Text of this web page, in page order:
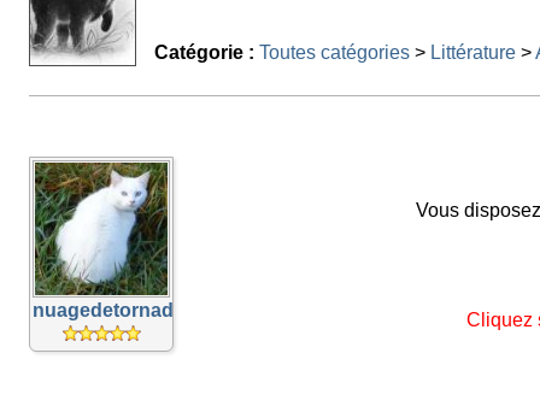
Catégorie : Toutes catégories > Littérature >
nuagedetornade
Vous
Cliquez